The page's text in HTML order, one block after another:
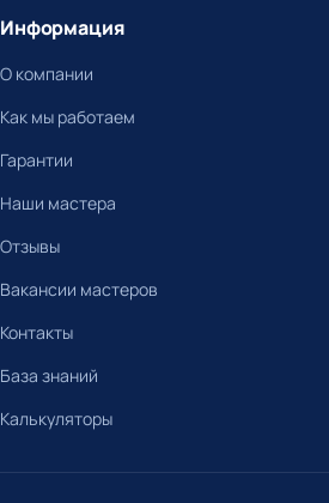
Информация
О компании
Как мы работаем
Гарантии
Наши мастера
Отзывы
Вакансии мастеров
Контакты
База знаний
Калькуляторы